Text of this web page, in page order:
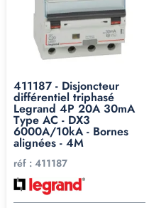
411187 - Disjoncteur
différentiel triphasé
Legrand 4P 20A 30mA
Type AC - DX3
6000A/10kA - Bornes
alignées - 4M
réf : 411187